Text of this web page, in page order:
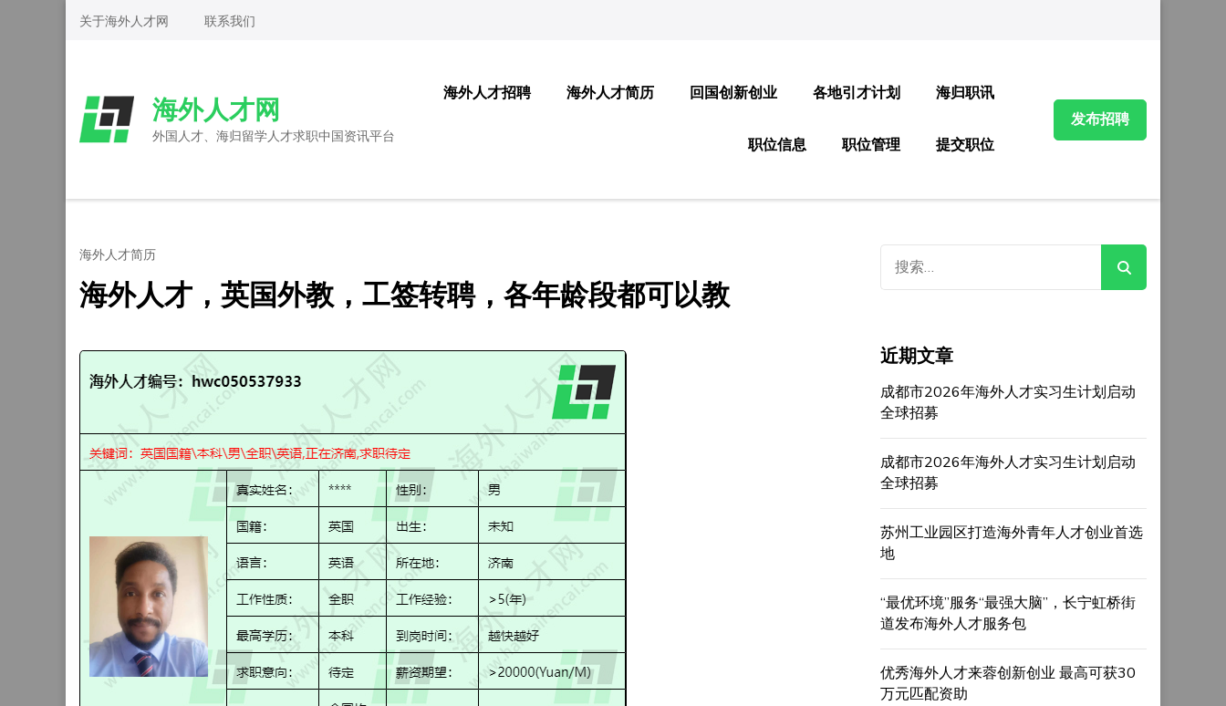
Skip
Enter)
关于海外人才网 联系我们
海外人才网
外国人才、海归留学人才求职中国资讯平台
海外人才招聘 海外人才简历 回国创新创业 各地引才计划 海归职讯
职位信息 职位管理 提交职位
发布招聘
海外人才简历
海外人才，英国外教，工签转聘，各年龄段都可以教
索：
近期文章
成都市2026年海外人才实习生计划启动
全球招募
成都市2026年海外人才实习生计划启动
全球招募
苏州工业园区打造海外青年人才创业首选
地
“最优环境”服务“最强大脑”，长宁虹桥街
道发布海外人才服务包
优秀海外人才来蓉创新创业 最高可获30
万元匹配资助